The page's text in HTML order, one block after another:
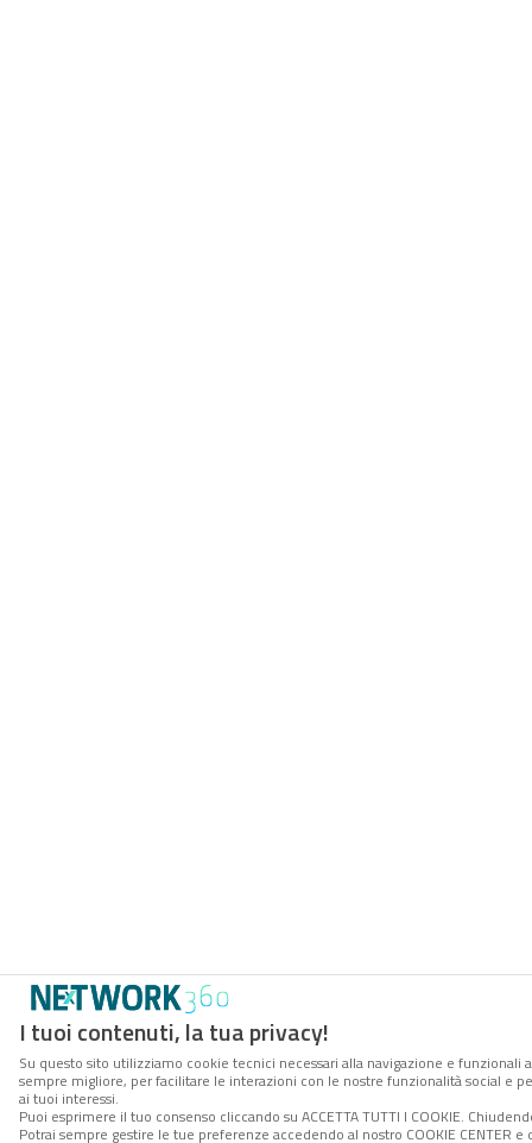
I tuoi contenuti, la tua privacy!
Su questo sito utilizziamo cookie tecnici necessari alla navigazione e
sempre migliore, per facilitare le interazioni con le nostre funzionalità social e
ai tuoi interessi.
Puoi esprimere il tuo consenso cliccando su ACCETTA TUTTI I COOKIE.
Potrai sempre gestire le tue preferenze accedendo al nostro COOKIE